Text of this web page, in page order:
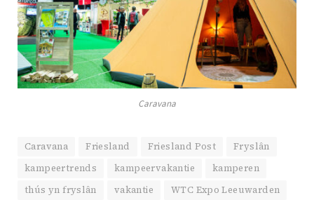
Caravana
Caravana Friesland Friesland Post
Fryslân
kampeertrends
kampeervakantie
kamperen
thús yn fryslân
vakantie WTC Expo Leeuwarden